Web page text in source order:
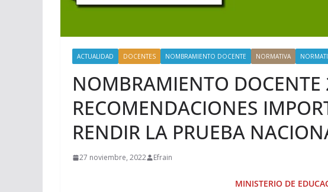
ACTUALIDAD DOCENTES NOMBRAMIENTO DOCENTE NORMATIVA
NOMBRAMIENTO DOCENTE
RECOMENDACIONES
RENDIR LA PRUEBA
27 noviembre, 2022 Efrain
MINISTERIO DE